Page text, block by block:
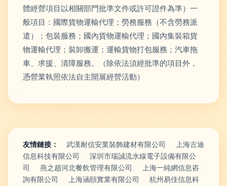
體經營項目以相關部門批準文件或許可證件為準）一
般項目：國際貨物運輸代理；勞務服務（不含勞務派
遣）；包裝服務；國內貨物運輸代理；國內集裝箱貨
物運輸代理；裝卸搬運；運輸貨物打包服務；汽車拖
車、求援、清障服務。（除依法須經批準的項目外，
憑營業執照依法自主開展經營活動）
友情鏈接： 武漢耐信安業裝飾建材有限公司
上海古迪
信息科技有限公司
深圳市瑞誠流水線電子設備有限公
司
燕之趙河北餐飲管理有限公司
上海一純網信息咨
詢有限公司
上海涵頤實業有限公司
杭州易佳信息科